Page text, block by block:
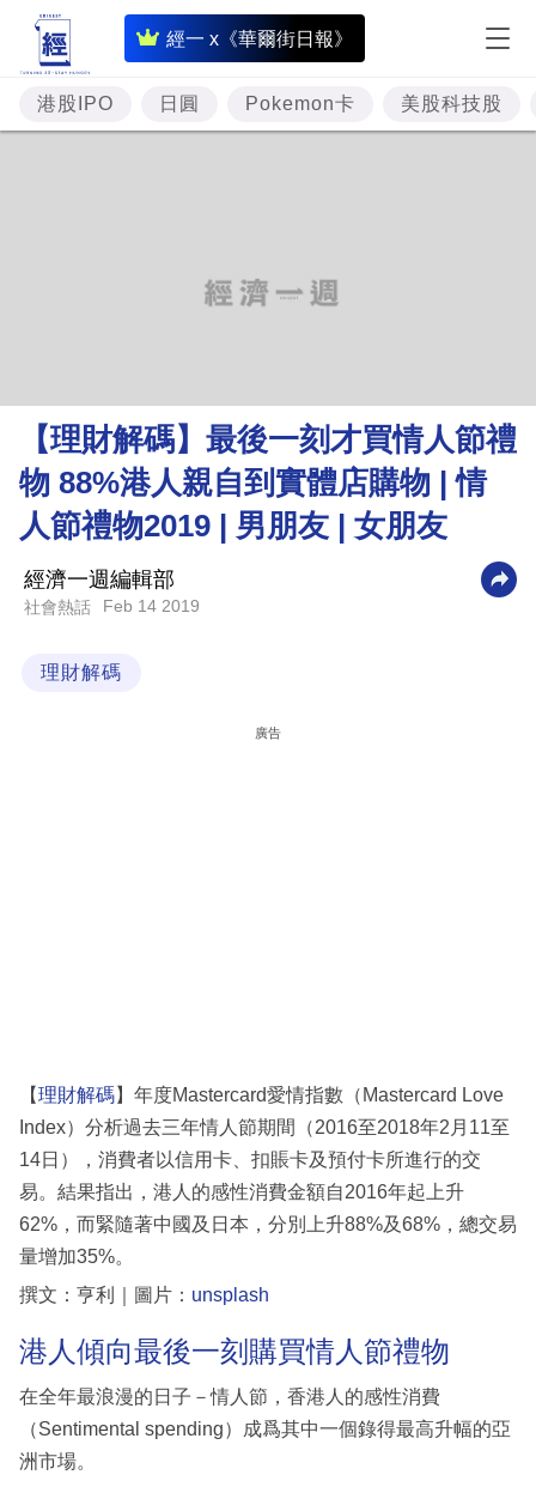
經一 x《華爾街日報》
即
時
財
經
理
財
商
業
科
技
港股IPO 日圓 Pokemon卡 美股科技股
【理財解碼】最後一刻才買情人節禮
物 88%港人親自到實體店購物 | 情
人節禮物2019 | 男朋友 | 女朋友
經濟一週編輯部
社會熱話 Feb 14 2019
理財解碼
廣告
【理財解碼】年度Mastercard愛情指數（Mastercard Love
Index）分析過去三年情人節期間（2016至2018年2月11至
14日），消費者以信用卡、扣賬卡及預付卡所進行的交
易。結果指出，港人的感性消費金額自2016年起上升
62%，而緊隨著中國及日本，分別上升88%及68%，總交易
量增加35%。
撰文：亨利｜圖片： unsplash
港人傾向最後一刻購買情人節禮物
在全年最浪漫的日子－情人節，香港人的感性消費
（Sentimental spending）成爲其中一個錄得最高升幅的亞
洲市場。